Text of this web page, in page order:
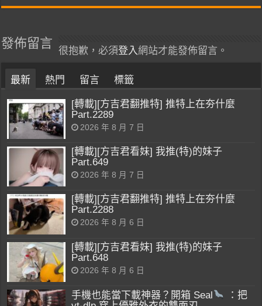
發佈留言
很抱歉，必須登入網站才能發佈留言。
最新 熱門 留言 標籤
[轉載][方吉君翻推特] 推特上在夯什麼
Part.2289
2026 年 8 月 7 日
[轉載][方吉君看妹] 我推(特)的妹子
Part.649
2026 年 8 月 7 日
[轉載][方吉君翻推特] 推特上在夯什麼
Part.2288
2026 年 8 月 6 日
[轉載][方吉君看妹] 我推(特)的妹子
Part.648
2026 年 8 月 6 日
手機也能當下載神器？開箱 Seal
：把